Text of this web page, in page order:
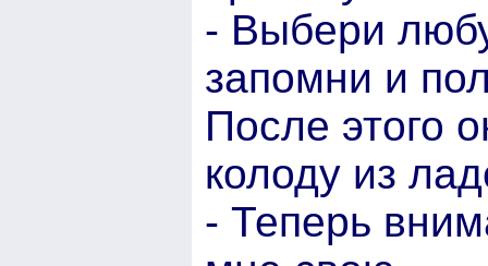
- Выбери
запомни и
После этого
колоду из
- Теперь